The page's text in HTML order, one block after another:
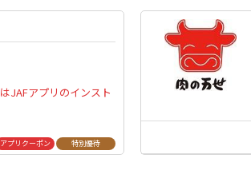
JAFアプリのインスト
アプリクーポン 特別優待